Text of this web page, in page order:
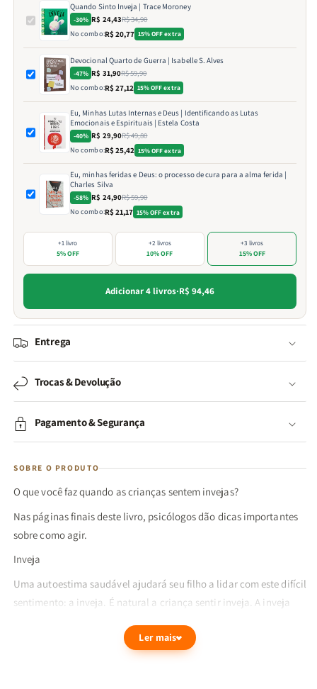
Quando Sinto Inveja | Trace Moroney
-30% R$ 24,43R$ 34,90
No combo:R$ 20,77 15% OFF extra
Devocional Quarto de Guerra | Isabelle S. Alves
-47% R$ 31,90R$ 59,90
No combo:R$ 27,12 15% OFF extra
Eu, Minhas Lutas Internas e Deus | Identificando as Lutas
Emocionais e Espirituais | Estela Costa
-40% R$ 29,90R$ 49,80
No combo:R$ 25,42 15% OFF extra
Eu, minhas feridas e Deus: o processo de cura para a alma ferida |
Charles Silva
-58% R$ 24,90R$ 59,90
No combo:R$ 21,17 15% OFF extra
+1 livro
5% OFF
+2 livros
10% OFF
+3 livros
15% OFF
Adicionar 4 livros·R$ 94,46
Entrega
Trocas & Devolução
Pagamento & Segurança
SOBRE O PRODUTO
O que você faz quando as crianças sentem invejas?
Nas páginas finais deste livro, psicólogos dão dicas importantes
sobre como agir.
Inveja
Uma autoestima saudável ajudará seu filho a lidar com este difícil
sentimento: a inveja. É natural a criança sentir inveja. A inveja
Crianças podem ter inveja do brinquedo dos outros, das
habilidades e até mesmo das amizades. Você pode ajudar o seu
Ler mais